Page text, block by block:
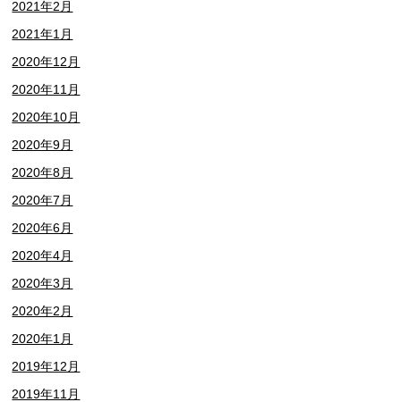
2021年2月
2021年1月
2020年12月
2020年11月
2020年10月
2020年9月
2020年8月
2020年7月
2020年6月
2020年4月
2020年3月
2020年2月
2020年1月
2019年12月
2019年11月